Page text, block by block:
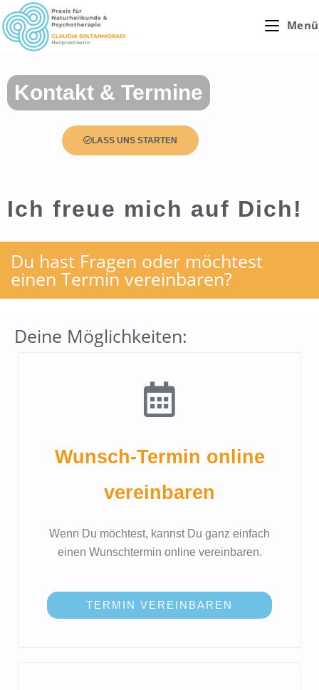
Menü
Kontakt & Termine
LASS UNS STARTEN
Ich freue mich auf Dich!
Du hast Fragen oder möchtest
einen Termin vereinbaren?
Deine Möglichkeiten:
Wunsch-Termin online
vereinbaren
Wenn Du möchtest, kannst Du ganz einfach
einen Wunschtermin online vereinbaren.
TERMIN VEREINBAREN